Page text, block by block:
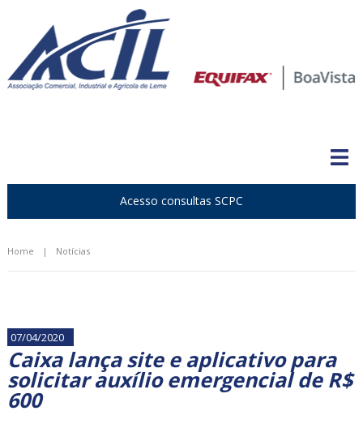
Acesso consultas SCPC
Home | Notícias
07/04/2020
Caixa lança site e aplicativo para
solicitar auxílio emergencial de R$
600